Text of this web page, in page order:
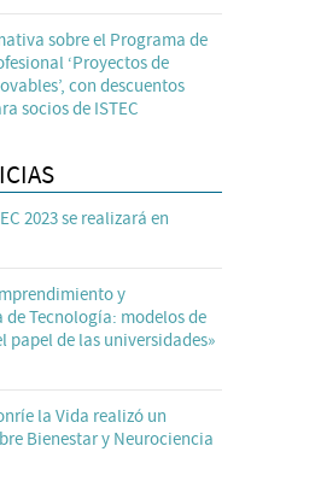
sobre el Programa de
‘Proyectos de
con descuentos
socios de ISTEC
2023 se realizará en
y
de Tecnología: modelos de
papel de las universidades»
la Vida realizó un
Bienestar y Neurociencia